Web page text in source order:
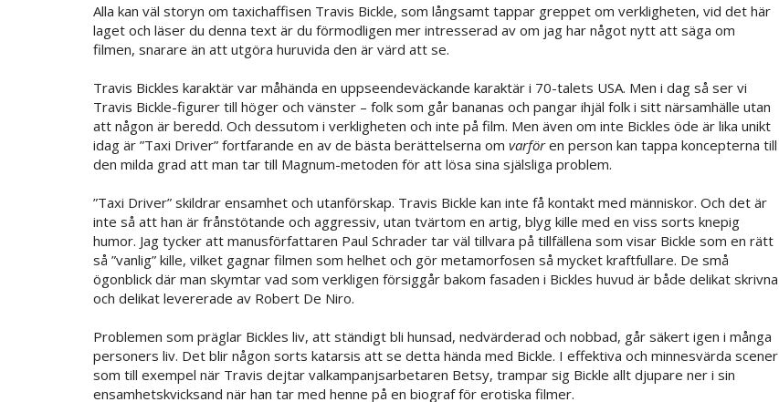
Alla kan väl storyn om taxichaffisen Travis Bickle, som långsamt tappar greppet om verkligheten, vid det här
laget och läser du denna text är du förmodligen mer intresserad av om jag har något nytt att säga om
filmen, snarare än att utgöra huruvida den är värd att se.
Travis Bickles karaktär var måhända en uppseendeväckande karaktär i 70-talets USA. Men i dag så ser vi
Travis Bickle-figurer till höger och vänster – folk som går bananas och pangar ihjäl folk i sitt närsamhälle utan
att någon är beredd. Och dessutom i verkligheten och inte på film. Men även om inte Bickles öde är lika unikt
idag är ”Taxi Driver” fortfarande en av de bästa berättelserna om varfören person kan tappa koncepterna till
den milda grad att man tar till Magnum-metoden för att lösa sina själsliga problem.
”Taxi Driver” skildrar ensamhet och utanförskap. Travis Bickle kan inte få kontakt med människor. Och det är
inte så att han är frånstötande och aggressiv, utan tvärtom en artig, blyg kille med en viss sorts knepig
humor. Jag tycker att manusförfattaren Paul Schrader tar väl tillvara på tillfällena som visar Bickle som en rätt
så ”vanlig” kille, vilket gagnar filmen som helhet och gör metamorfosen så mycket kraftfullare. De små
ögonblick där man skymtar vad som verkligen försiggår bakom fasaden i Bickles huvud är både delikat skrivna
och delikat levererade av Robert De Niro.
Problemen som präglar Bickles liv, att ständigt bli hunsad, nedvärderad och nobbad, går säkert igen i många
personers liv. Det blir någon sorts katarsis att se detta hända med Bickle. I effektiva och minnesvärda scener
som till exempel när Travis dejtar valkampanjsarbetaren Betsy, trampar sig Bickle allt djupare ner i sin
ensamhetskvicksand när han tar med henne på en biograf för erotiska filmer.